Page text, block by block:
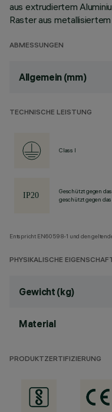
aus extrudiertem
Raster aus
ABMESSUNGEN
Allgemein (mm)
TECHNISCHE LEISTUNG
Class I
Geschützt gegen
geschützt gegen
Entspricht EN60598-1 und den
PHYSIKALISCHE
Gewicht (kg)
Material
PRODUKTZERTIFIZIERUNG